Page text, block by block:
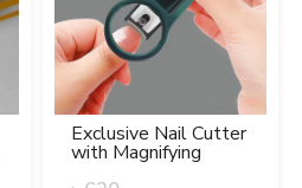
Exclusive Nail Cutter
with Magnifying